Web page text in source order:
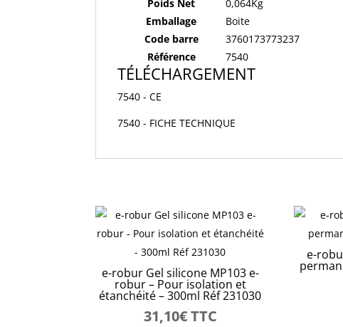
Poids Net
0,064Kg
Emballage
Boite
Code barre
3760173773237
Référence
7540
TÉLÉCHARGEMENT
7540 - CE
7540 - FICHE TECHNIQUE
e-robur Gel silicone MP103 e-
robur – Pour isolation et
étanchéité – 300ml Réf 231030
31,10€TTC
e-